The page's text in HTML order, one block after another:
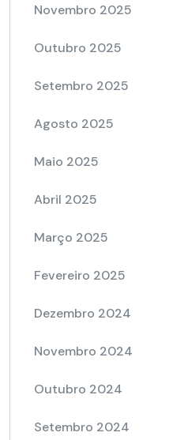
Novembro 2025
Outubro 2025
Setembro 2025
Agosto 2025
Maio 2025
Abril 2025
Março 2025
Fevereiro 2025
Dezembro 2024
Novembro 2024
Outubro 2024
Setembro 2024